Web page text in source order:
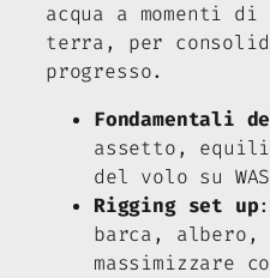
acqua a momenti
terra, per
progresso.
Fondamentali
assetto,
del volo su
Rigging set up
barca,
massimizzare